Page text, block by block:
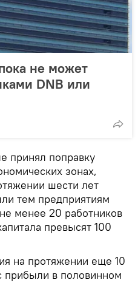
не может
DNB или
принял поправку
зонах,
шести лет
тем предприятиям
менее 20 работников
превысят 100
на протяжении еще 10
прибыли в половинном